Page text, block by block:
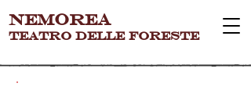
Nemorea
teatro delle foreste